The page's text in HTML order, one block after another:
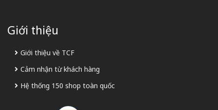
Giới thiệu
Giới thiệu về TCF
Cảm nhận từ khách hàng
Hệ thống 150 shop toàn quốc